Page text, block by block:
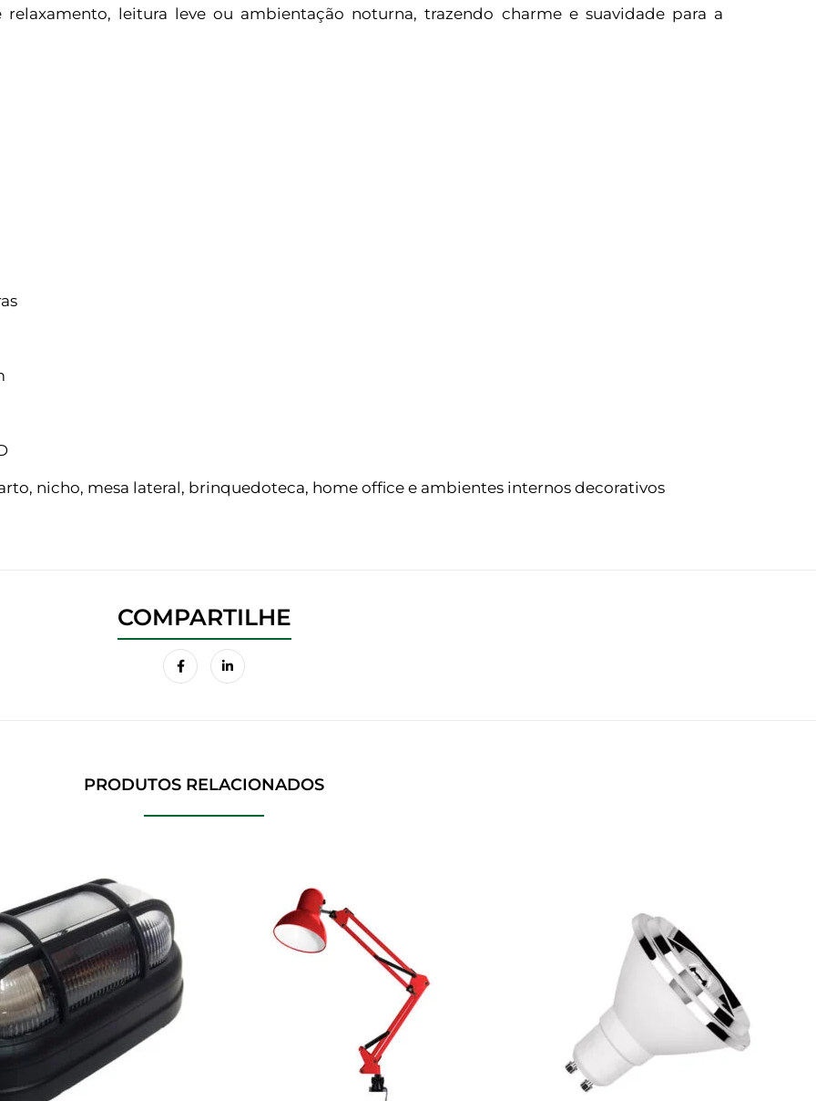
leitura leve ou ambientação noturna, trazendo charme e suavidade para a
nicho, mesa lateral, brinquedoteca, home office e ambientes internos decorativos
PRODUTOS RELACIONADOS